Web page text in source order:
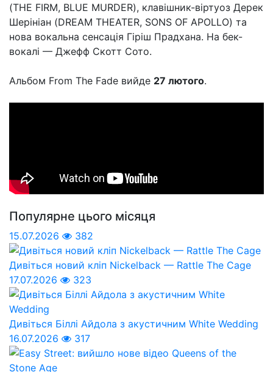
(THE FIRM, BLUE MURDER), клавішник-віртуоз Дерек
Шерініан (DREAM THEATER, SONS OF APOLLO) та
нова вокальна сенсація Гіріш Прадхана. На бек-
вокалі — Джефф Скотт Сото.
Альбом From The Fade вийде 27 лютого.
Популярне цього місяця
15.07.2026 382
Дивіться новий кліп Nickelback — Rattle The Cage
17.07.2026
323
Дивіться Біллі Айдола з акустичним White Wedding
16.07.2026
317